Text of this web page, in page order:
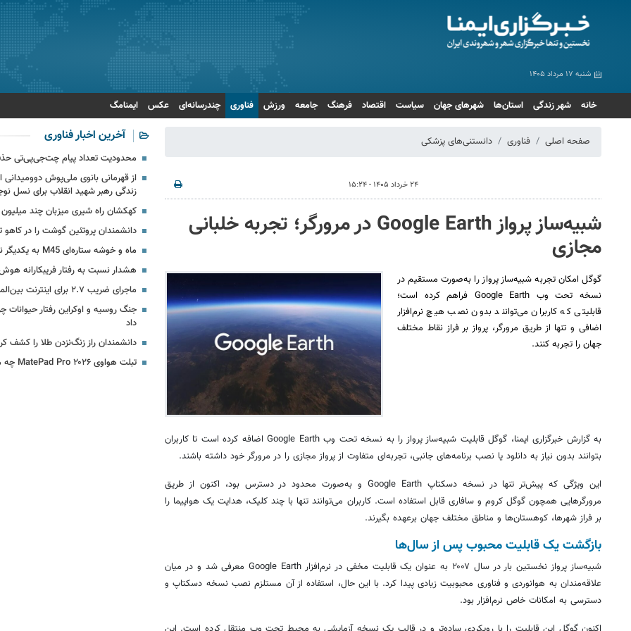
شنبه ۱۷ مرداد ۱۴۰۵
خانه شهر زندگی استان‌ها شهرهای جهان سیاست اقتصاد فرهنگ جامعه ورزش فناوری چندرسانه‌ای عکس ایمنامگ
صفحه اصلی فناوری دانستنی‌های پزشکی
۲۴ خرداد ۱۴۰۵ - ۱۵:۲۴
شبیه‌ساز پرواز Google Earth در مرورگر؛ تجربه خلبانی
مجازی
گوگل امکان تجربه شبیه‌ساز پرواز را به‌صورت مستقیم در
نسخه تحت وب Google Earth فراهم کرده است؛
قابلیتی که کاربران می‌توانند بدون نصب هیچ نرم‌افزار
اضافی و تنها از طریق مرورگر، پرواز بر فراز نقاط مختلف
جهان را تجربه کنند.
به گزارش خبرگزاری ایمنا، گوگل قابلیت شبیه‌ساز پرواز را به نسخه تحت وب Google Earth اضافه کرده است تا کاربران
بتوانند بدون نیاز به دانلود یا نصب برنامه‌های جانبی، تجربه‌ای متفاوت از پرواز مجازی را در مرورگر خود داشته باشند.
این ویژگی که پیش‌تر تنها در نسخه دسکتاپ Google Earth و به‌صورت محدود در دسترس بود، اکنون از طریق
مرورگرهایی همچون گوگل کروم و سافاری قابل استفاده است. کاربران می‌توانند تنها با چند کلیک، هدایت یک هواپیما را
بر فراز شهرها، کوهستان‌ها و مناطق مختلف جهان برعهده بگیرند.
بازگشت یک قابلیت محبوب پس از سال‌ها
شبیه‌ساز پرواز نخستین بار در سال ۲۰۰۷ به عنوان یک قابلیت مخفی در نرم‌افزار Google Earth معرفی شد و در میان
علاقه‌مندان به هوانوردی و فناوری محبوبیت زیادی پیدا کرد. با این حال، استفاده از آن مستلزم نصب نسخه دسکتاپ و
دسترسی به امکانات خاص نرم‌افزار بود.
آخرین اخبار فناوری
محدودیت تعداد پیام چت‌جی‌پی‌تی
از قهرمانی بانوی ملی‌پوش دوومیدانی
زندگی رهبر شهید انقلاب برای نسل
کهکشان راه شیری میزبان چند
دانشمندان پروتئین گوشت را در کاهو
ماه و خوشه ستاره‌ای M45 به یکدیگر نزدیک می‏‌شوند
هشدار نسبت به رفتار فریبکارانه
ماجرای ضریب ۲.۷ برای اینترنت بین‌الملل چیست؟
جنگ روسیه و اوکراین رفتار حیوانات
داد
دانشمندان راز زنگ‌نزدن طلا را کشف
تبلت هواوی MatePad Pro ۲۰۲۶ چه مشخصاتی دارد؟